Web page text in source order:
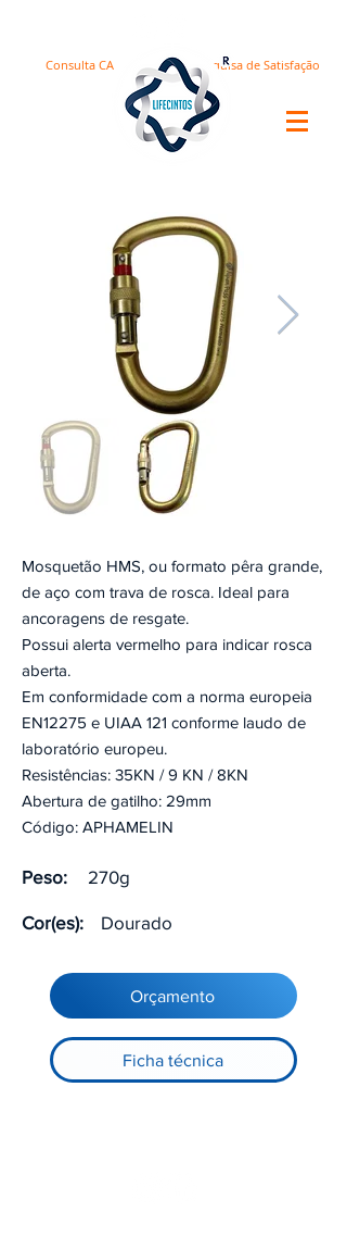
Pesquisa de Satisfação
Consulta CA
Mosquetão HMS, ou formato pêra grande,
de aço com trava de rosca. Ideal para
ancoragens de resgate.
Possui alerta vermelho para indicar rosca
aberta.
Em conformidade com a norma europeia
EN12275 e UIAA 121 conforme laudo de
laboratório europeu.
Resistências: 35KN / 9 KN / 8KN
Abertura de gatilho: 29mm
Código: APHAMELIN
Peso: 270g
Cor(es): Dourado
Orçamento
Ficha técnica